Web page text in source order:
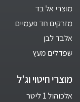
מוצרי אל בד
מזרקים חד פעמיים
אלבד לבן
שפדלים מעץ
מוצרי חיטוי וג'ל
אלכוהול 1 ליטר